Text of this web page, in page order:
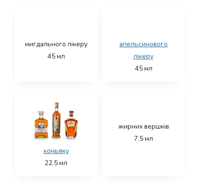
мигдального лікеру
45мл
апельсинового
лікеру
45мл
коньяку
22.5мл
жирних вершків
7.5мл